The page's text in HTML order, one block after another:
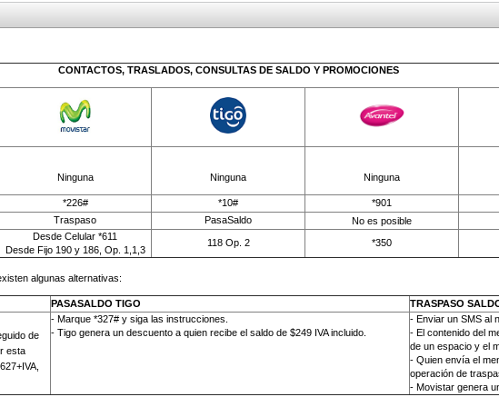
CONTACTOS, TRASLADOS, CONSULTAS DE SALDO Y PROMOCIONES
Ninguna Ninguna Ninguna
*226# *10# *901
Traspaso PasaSaldo No es posible
Desde Celular *611
Desde Fijo 190 y 186, Op. 1,1,3
118 Op. 2 *350
algunas alternativas:
PASASALDO TIGO
TRASPASO
de
esta
- Marque *327# y siga las instrucciones.
- Tigo genera un descuento a quien recibe el saldo de $249 IVA incluido.
-Enviar un SMS al
- El contenido del
de un espacio y el
- Quien envía el
operación de
- Movistar genera